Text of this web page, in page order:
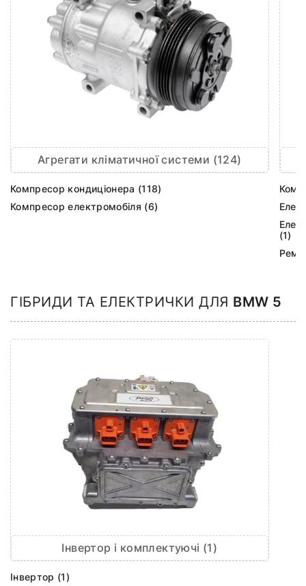
Агрегати кліматичної системи (124)
Компресор кондиціонера (118)
Компресор електромобіля (6)
(1)
ГІБРИДИ ТА ЕЛЕКТРИЧКИ ДЛЯ BMW 5
Інвертор і комплектуючі (1)
Інвертор (1)